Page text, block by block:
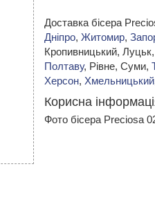
Доставка бісера
Дніпро, Житомир,
Кропивницький,
Полтаву, Рівне, Суми,
Херсон, Хмельницький
Корисна
Фото бісера Preciosa